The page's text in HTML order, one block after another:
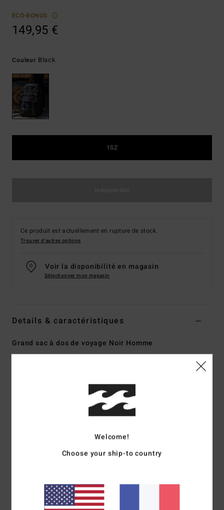
ECO-BONUS
149,95 €
Couleur Black
1SZ
Ce produit est actuellement en rupture de stock.
Trouver d'autres options
Voir la disponibilité en magasin
Sélectionner mon magasin
Details & caractéristiques
Grand sac à dos de voyage Noir Homme
Adventure Division
polyester recyclé
Panel au contact du dos rembourré et renforcé avec du
Poches :poche pour passeport dissimulée
Poches zippées
Welcome!
Choose your ship-to country